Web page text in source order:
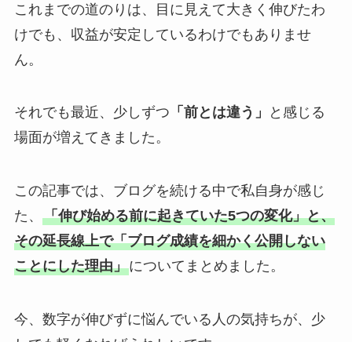
これまでの道のりは、目に見えて大きく伸びたわ
けでも、収益が安定しているわけでもありませ
ん。
それでも最近、少しずつ 「前とは違う」
と感じる
場面が増えてきました。
この記事では、ブログを続ける中で私自身が感じ
た、 「伸び始める前に起きていた5つの変化」と、
その延長線上で「ブログ成績を細かく公開しない
ことにした理由」についてまとめました。
今、数字が伸びずに悩んでいる人の気持ちが、少